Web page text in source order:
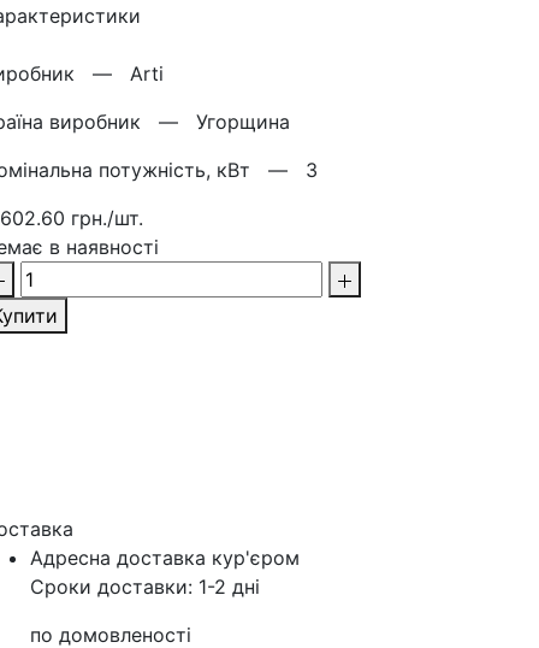
— Arti
виробник — Угорщина
потужність, кВт — 3
грн./шт.
в наявності
Адресна доставка кур'‎єром
Сроки доставки: 1-2 дні
по домовленості